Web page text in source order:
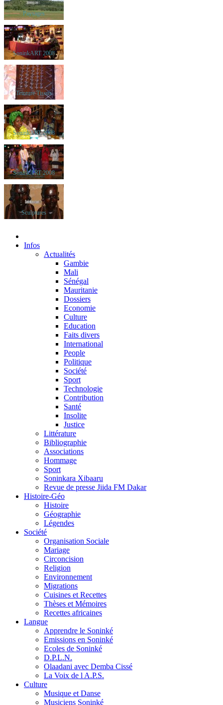
Paysages
SoninkART 2008
Teinture Tissus
SoninkART 2008
SoninkART 2008
Sculptures
Infos
Actualités
Gambie
Mali
Sénégal
Mauritanie
Dossiers
Economie
Culture
Education
Faits divers
International
People
Politique
Société
Sport
Technologie
Contribution
Santé
Insolite
Justice
Littérature
Bibliographie
Associations
Hommage
Sport
Soninkara Xibaaru
Revue de presse Jiida FM Dakar
Histoire-Géo
Histoire
Géographie
Légendes
Société
Organisation Sociale
Mariage
Circoncision
Religion
Environnement
Migrations
Cuisines et Recettes
Thèses et Mémoires
Recettes africaines
Langue
Apprendre le Soninké
Emissions en Soninké
Ecoles de Soninké
D.P.L.N.
Olaadani avec Demba Cissé
La Voix de l A.P.S.
Culture
Musique et Danse
Musiciens Soninké